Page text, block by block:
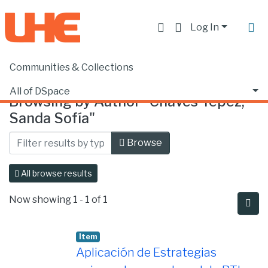
Log In
Communities & Collections
All of DSpace
Home Browse by Author
Browsing by Author "Chaves Yépez,
Sanda Sofía"
Browse
All browse results
Now showing 1 - 1 of 1
Item
Aplicación de Estrategias